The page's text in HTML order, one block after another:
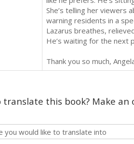
She’s telling her viewers
warning residents in a
Lazarus breathes,
He’s waiting for the next
Thank you so much,
translate this book? Make